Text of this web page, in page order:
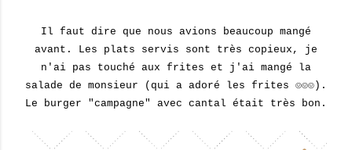
Il faut dire que nous avions beaucoup mangé
avant. Les plats servis sont très copieux, je
n'ai pas touché aux frites et j'ai mangé la
salade de monsieur (qui a adoré les frites ☺☺☺).
Le burger "campagne" avec cantal était très bon.